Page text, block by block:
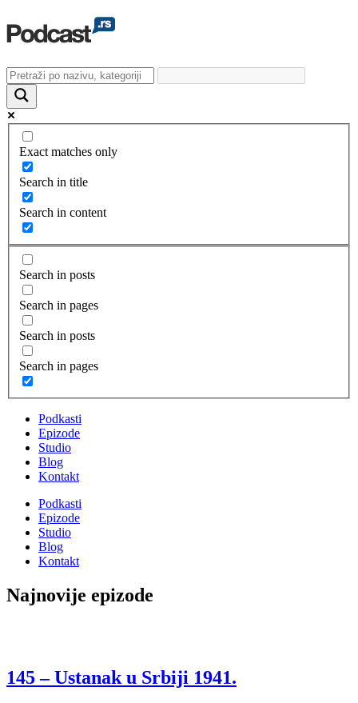
Exact matches only
Search in title
Search in content
Search in posts
Search in pages
Search in posts
Search in pages
Podkasti
Epizode
Studio
Blog
Kontakt
Podkasti
Epizode
Studio
Blog
Kontakt
Najnovije epizode
145 – Ustanak u Srbiji 1941.